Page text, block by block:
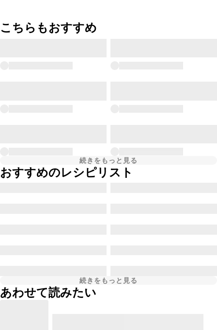
こちらもおすすめ
続きをもっと見る
おすすめのレシピリスト
続きをもっと見る
あわせて読みたい